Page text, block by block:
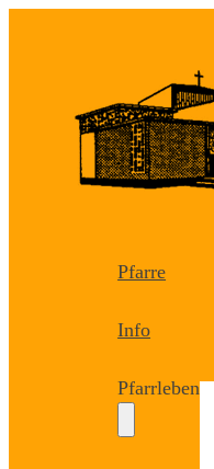
Pfarre
Info
Pfarrleben